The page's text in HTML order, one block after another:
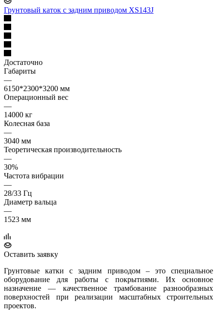
Грунтовый каток с задним приводом XS143J
Достаточно
Габариты
—
6150*2300*3200 мм
Операционный вес
—
14000 кг
Колесная база
—
3040 мм
Теоретическая производительность
—
30%
Частота вибрации
—
28/33 Гц
Диаметр вальца
—
1523 мм
Оставить заявку
Грунтовые катки с задним приводом – это специальное
оборудование для работы с покрытиями. Их основное
назначение — качественное трамбование разнообразных
поверхностей при реализации масштабных строительных
проектов.